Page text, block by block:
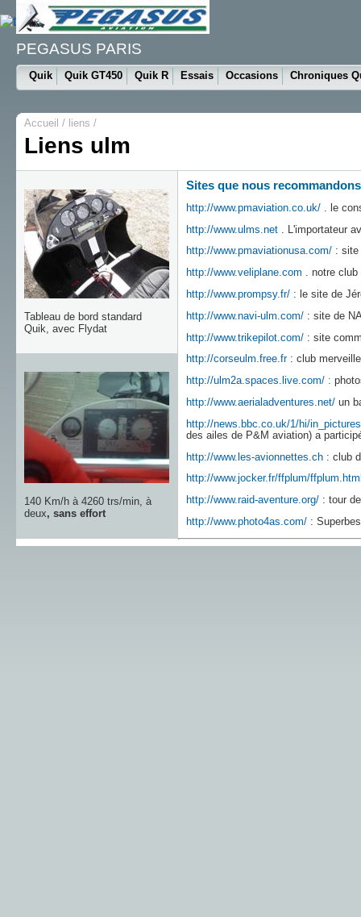
PEGASUS PARIS
Quik Quik GT450 Quik R Essais Occasions Chroniques
Accueil / liens /
Liens ulm
Tableau de bord standard
Quik, avec Flydat
140 Km/h à 4260 trs/min, à
deux, sans effort
Sites que nous recommandons
http://www.pmaviation.co.uk/. le
http://www.ulms.net. L'importateur
http://www.pmaviationusa.com/: site
http://www.veliplane.com . notre
http://www.prompsy.fr/ : le site de
http://www.navi-ulm.com/: site de
http://www.trikepilot.com/: site
http://corseulm.free.fr: club
http://ulm2a.spaces.live.com/ :
http://www.aerialadventures.net/un
http://news.bbc.co.uk/1/hi/
des ailes de P&M aviation) a
http://www.les-avionnettes.ch: club
http://www.jocker.fr/ffplum/
http://www.raid-aventure.org/: tour de
http://www.photo4as.com/: